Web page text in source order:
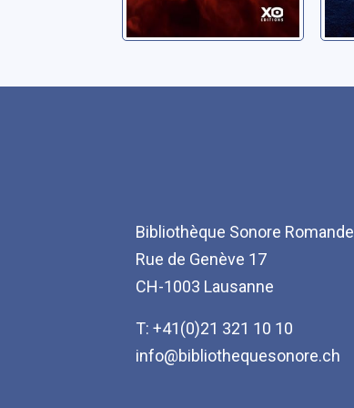
Bibliothèque Sonore Romande
Rue de Genève 17
CH-1003 Lausanne
T: +41(0)21 321 10 10
info@bibliothequesonore.ch